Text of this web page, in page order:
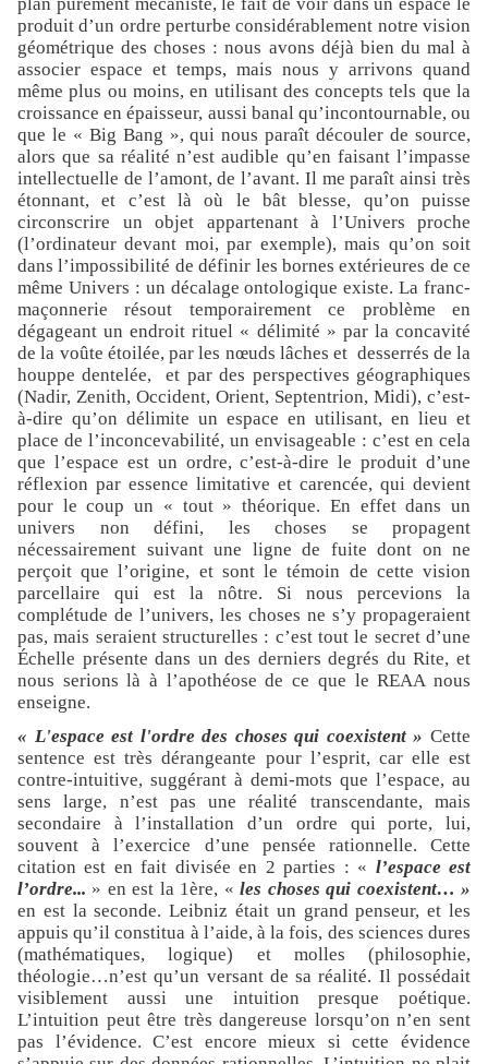
produit d’un ordre perturbe considérablement notre vision
géométrique des choses : nous avons déjà bien du mal à
associer espace et temps, mais nous y arrivons quand
même plus ou moins, en utilisant des concepts tels que la
croissance en épaisseur, aussi banal qu’incontournable, ou
que le « Big Bang », qui nous paraît découler de source,
alors que sa réalité n’est audible qu’en faisant l’impasse
intellectuelle de l’amont, de l’avant. Il me paraît ainsi très
étonnant, et c’est là où le bât blesse, qu’on puisse
circonscrire un objet appartenant à l’Univers proche
(l’ordinateur devant moi, par exemple), mais qu’on soit
dans l’impossibilité de définir les bornes extérieures de ce
même Univers : un décalage ontologique existe. La franc-
maçonnerie résout temporairement ce problème en
dégageant un endroit rituel « délimité » par la concavité
de la voûte étoilée, par les nœuds lâches et desserrés de la
houppe dentelée, et par des perspectives géographiques
(Nadir, Zenith, Occident, Orient, Septentrion, Midi), c’est-
à-dire qu’on délimite un espace en utilisant, en lieu et
place de l’inconcevabilité, un envisageable : c’est en cela
que l’espace est un ordre, c’est-à-dire le produit d’une
réflexion par essence limitative et carencée, qui devient
pour le coup un « tout » théorique. En effet dans un
univers non défini, les choses se propagent
nécessairement suivant une ligne de fuite dont on ne
perçoit que l’origine, et sont le témoin de cette vision
parcellaire qui est la nôtre. Si nous percevions la
complétude de l’univers, les choses ne s’y propageraient
pas, mais seraient structurelles : c’est tout le secret d’une
Échelle présente dans un des derniers degrés du Rite, et
nous serions là à l’apothéose de ce que le REAA nous
enseigne.
« L'espace est l'ordre des choses qui coexistent » Cette
sentence est très dérangeante pour l’esprit, car elle est
contre-intuitive, suggérant à demi-mots que l’espace, au
sens large, n’est pas une réalité transcendante, mais
secondaire à l’installation d’un ordre qui porte, lui,
souvent à l’exercice d’une pensée rationnelle. Cette
citation est en fait divisée en 2 parties : « l’espace est
l’ordre... » en est la 1ère, «les choses qui coexistent… »
en est la seconde. Leibniz était un grand penseur, et les
appuis qu’il constitua à l’aide, à la fois, des sciences dures
(mathématiques, logique) et molles (philosophie,
théologie…n’est qu’un versant de sa réalité. Il possédait
visiblement aussi une intuition presque poétique.
L’intuition peut être très dangereuse lorsqu’on n’en sent
pas l’évidence. C’est encore mieux si cette évidence